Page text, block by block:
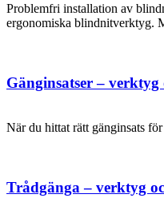
Problemfri installation av
ergonomiska blindnitverktyg.
Gänginsatser –
När du hittat rätt gänginsats
Trådgänga – verktyg